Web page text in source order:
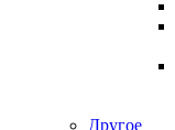
Другое